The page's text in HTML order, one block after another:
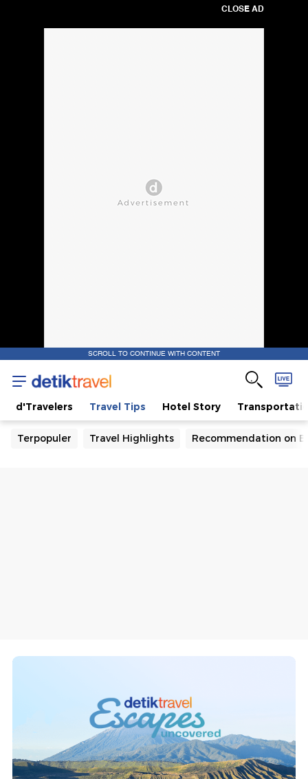
CLOSE AD
SCROLL TO CONTINUE WITH CONTENT
d'Travelers Travel Tips Hotel Story
Terpopuler Travel Highlights Recommendation on